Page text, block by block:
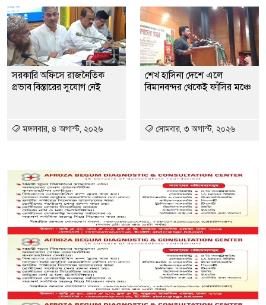
সরকারি অফিসে রাজনৈতিক
প্রভাব বিস্তারের সুযোগ নেই
মঙ্গলবার, ৪ অগাস্ট, ২০২৬
শেখ হাসিনা দেশে এলে
বিমানবন্দর থেকেই ফাঁসির মঞ্চে
সোমবার, ৩ অগাস্ট, ২০২৬